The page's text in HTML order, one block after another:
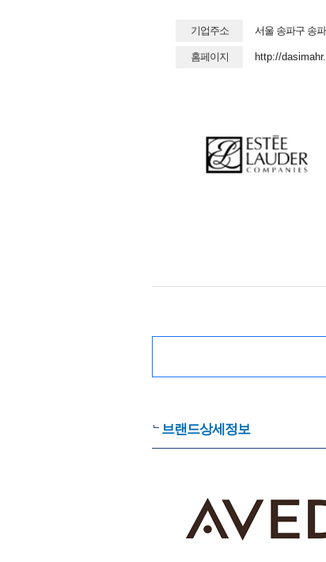
기업주소 서울 송파구 송
홈페이지 http://
브랜드상세정보